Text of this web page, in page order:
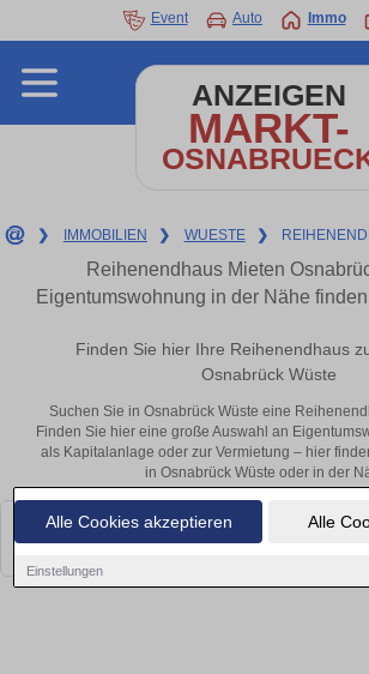
Alle Cookies akzeptieren Alle
Einstellungen
Event Auto Immo
ANZEIGEN
MARKT-
❯ IMMOBILIEN ❯ WUESTE ❯
Reihenendhaus Mieten
Eigentumswohnung in der Nähe
Finden Sie hier Ihre Reihenendhaus
Osnabrück Wüste
Suchen Sie in Osnabrück Wüste eine
Finden Sie hier eine große Auswahl an
als Kapitalanlage oder zur Vermietung – hier
in Osnabrück Wüste oder in der
Leider konnten wir derzeit keine passenden
bald wieder vorbei!